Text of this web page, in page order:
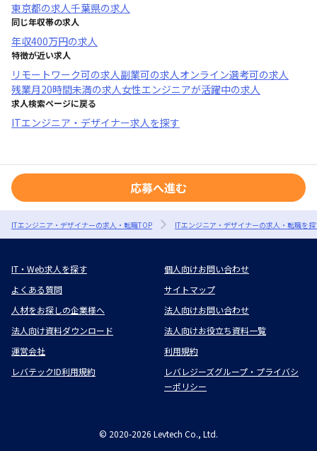
東京都の求人千葉県の求人
同じ年収帯の求人
年収400万円の求人
特徴が近い求人
リモートワーク可の求人副業可の求人オンライン選考可の求人
残業月20時間未満の求人女性エンジニアが活躍中の求人
求人検索ページに戻る
ITエンジニア・デザイナー求人を探す
応募へ進む
ITエンジニア・デザイナーの求人・転職TOP ITエンジニア・デザイナーの求人・転職を
IT・Web求人を探す
個人向けお問い合わせ
よくある質問
サイトマップ
人材をお探しの企業様へ
法人向けお問い合わせ
法人向け資料ダウンロード
法人向けお役立ち資料一覧
運営会社
利用規約
レバテックID利用規約
レバレジーズグループ・プライバシ
ーポリシー
© 2020-2026 Levtech Co., Ltd.